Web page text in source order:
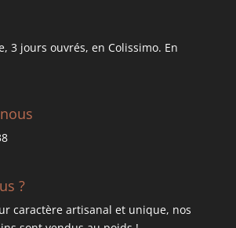
3 jours ouvrés, en Colissimo. En
?
caractère artisanal et unique, nos